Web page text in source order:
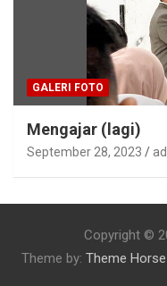
GALERI FOTO
Mengajar (lagi)
September 28, 2023
Copyright ©
Theme by: Theme Horse